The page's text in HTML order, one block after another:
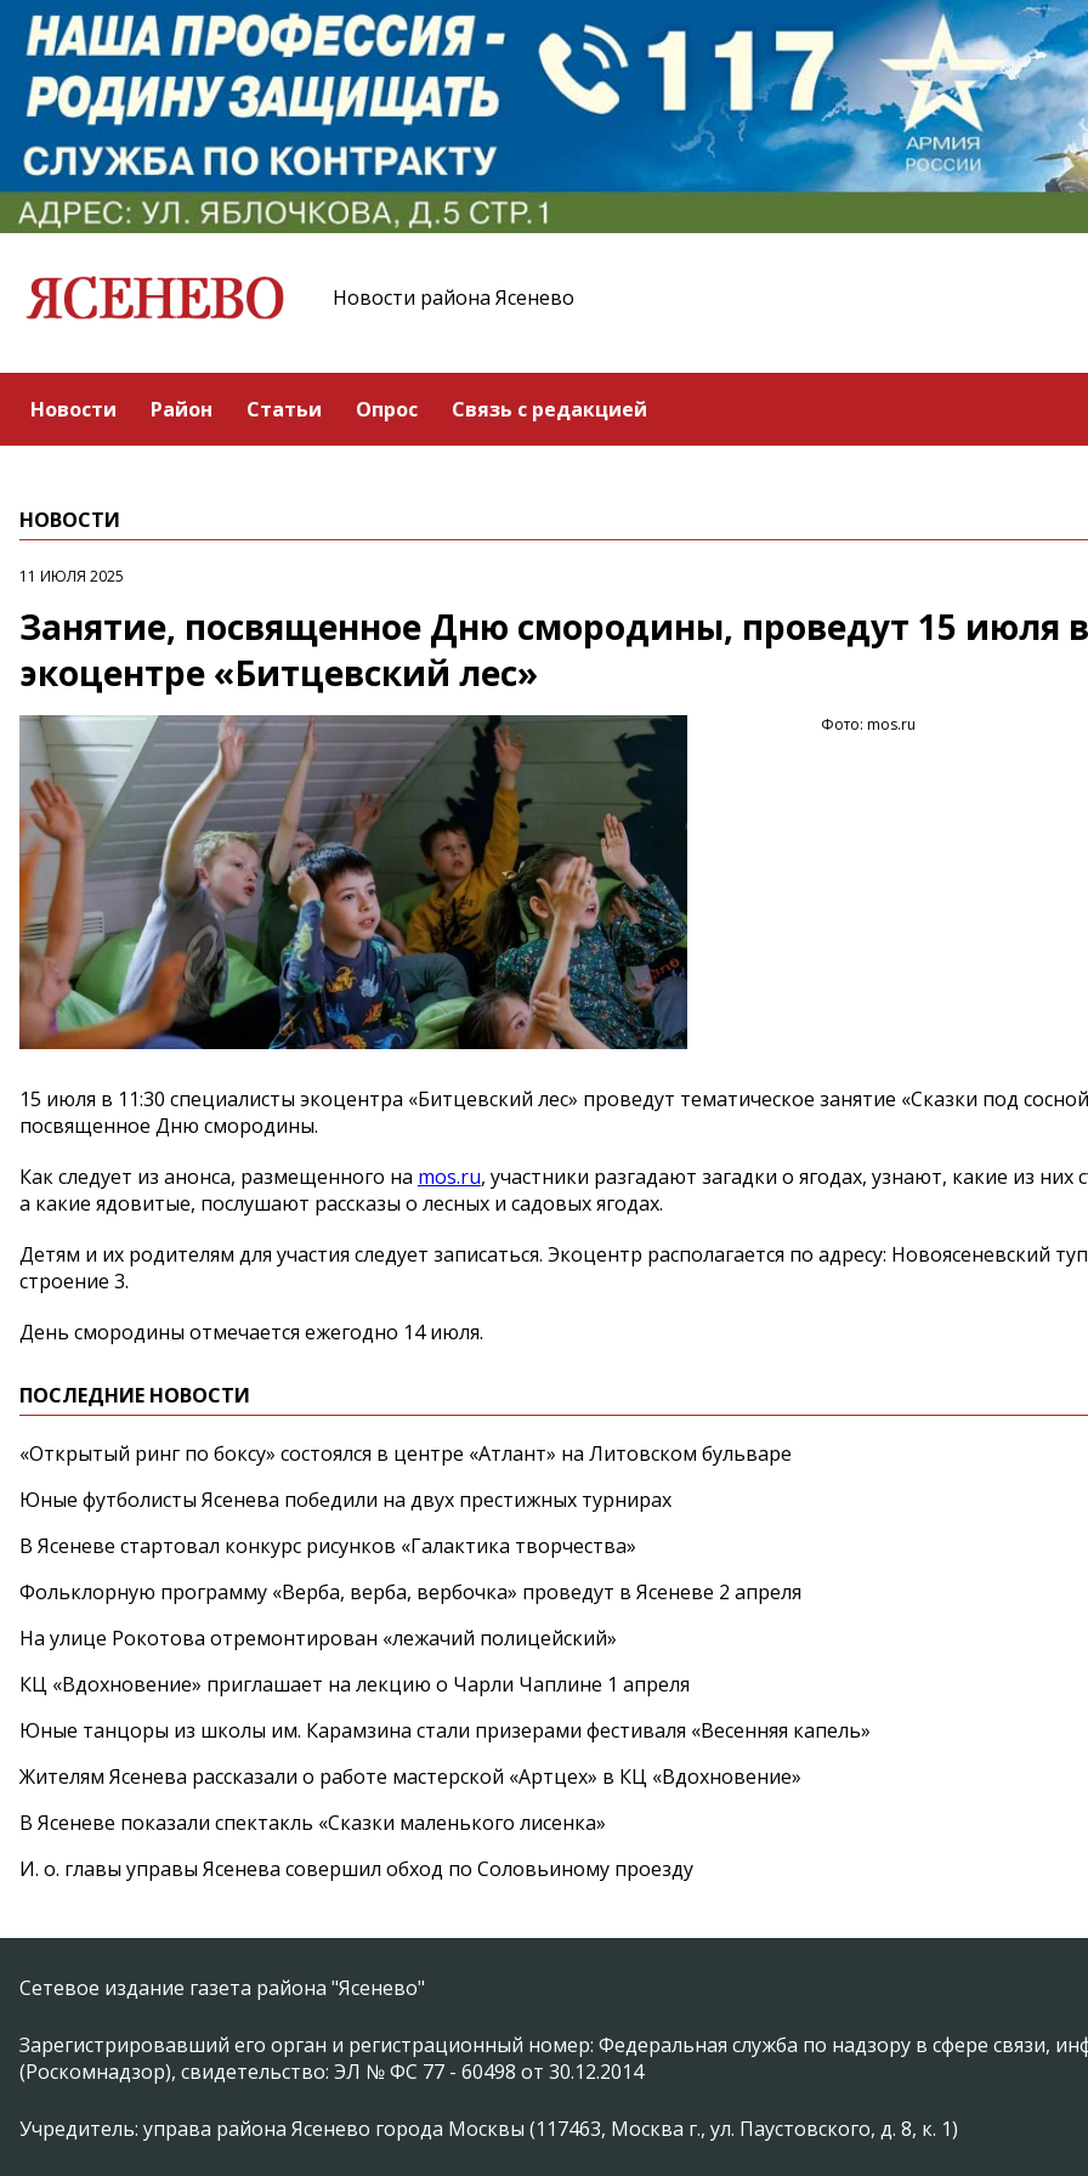
Новости района Ясенево
Новости Район Статьи Опрос Связь с редакцией
НОВОСТИ
11 ИЮЛЯ 2025
Занятие, посвященное Дню смородины, проведут 15 июля в
экоцентре «Битцевский лес»
Фото: mos.ru
15 июля в 11:30 специалисты экоцентра «Битцевский лес» проведут тематическое занятие «Сказки под
посвященное Дню смородины.
Как следует из анонса, размещенного на mos.ru, участники разгадают загадки о ягодах, узнают, какие из них
а какие ядовитые, послушают рассказы о лесных и садовых ягодах.
Детям и их родителям для участия следует записаться. Экоцентр располагается по адресу: Новоясеневский
строение 3.
День смородины отмечается ежегодно 14 июля.
ПОСЛЕДНИЕ НОВОСТИ
«Открытый ринг по боксу» состоялся в центре «Атлант» на Литовском бульваре
Юные футболисты Ясенева победили на двух престижных турнирах
В Ясеневе стартовал конкурс рисунков «Галактика творчества»
Фольклорную программу «Верба, верба, вербочка» проведут в Ясеневе 2 апреля
На улице Рокотова отремонтирован «лежачий полицейский»
КЦ «Вдохновение» приглашает на лекцию о Чарли Чаплине 1 апреля
Юные танцоры из школы им. Карамзина стали призерами фестиваля «Весенняя капель»
Жителям Ясенева рассказали о работе мастерской «Артцех» в КЦ «Вдохновение»
В Ясеневе показали спектакль «Сказки маленького лисенка»
И. о. главы управы Ясенева совершил обход по Соловьиному проезду
Сетевое издание газета района "Ясенево"
Зарегистрировавший его орган и регистрационный номер: Федеральная служба по надзору в сфере связи,
(Роскомнадзор), свидетельство: ЭЛ № ФС 77 - 60498 от 30.12.2014
Учредитель: управа района Ясенево города Москвы (117463, Москва г., ул. Паустовского, д. 8, к. 1)